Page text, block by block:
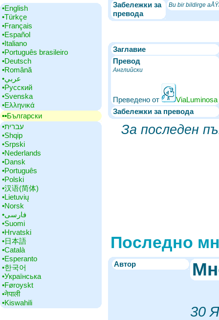
•‎English
•‎Türkçe
•‎Français
•‎Español
•‎Italiano
•‎Português brasileiro
•‎Deutsch
•‎Română
•‎عربي
•‎Русский
•‎Svenska
•‎Ελληνικά
▪▪‎Български
•‎עברית
•‎Shqip
•‎Srpski
•‎Nederlands
•‎Dansk
•‎Português
•‎Polski
•‎汉语(简体)
•‎Lietuvių
•‎Norsk
•‎فارسی
•‎Suomi
•‎Hrvatski
•‎日本語
•‎Català
•‎Esperanto
•‎한국어
•‎Українська
•‎Føroyskt
•‎नेपाली
•‎Kiswahili
Забележки за
превода
Bu bir bildirge
Заглавие
Превод
Английски
Преведено от
ViaLuminosa
Забележки за превода
За последен
Последно
Автор
30